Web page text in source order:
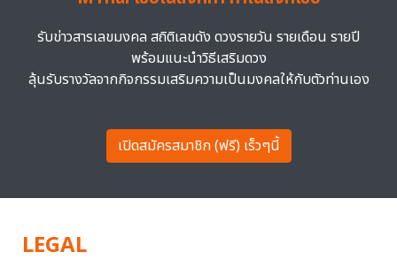
รับข่าวสารเลขมงคล สถิติเลขดัง ดวงรายวัน รายเดือน รายปี
พร้อมแนะนำวิธีเสริมดวง
ลุ้นรับรางวัลจากกิจกรรมเสริมความเป็นมงคลให้กับตัวท่านเอง
เปิดสมัครสมาชิก (ฟรี) เร็วๆนี้
LEGAL